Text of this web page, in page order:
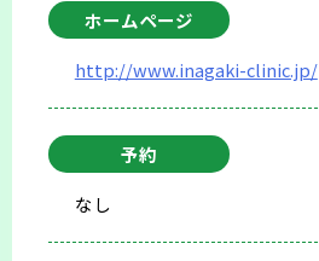
ホームページ
http://www.inagaki-clinic.jp/
予約
なし